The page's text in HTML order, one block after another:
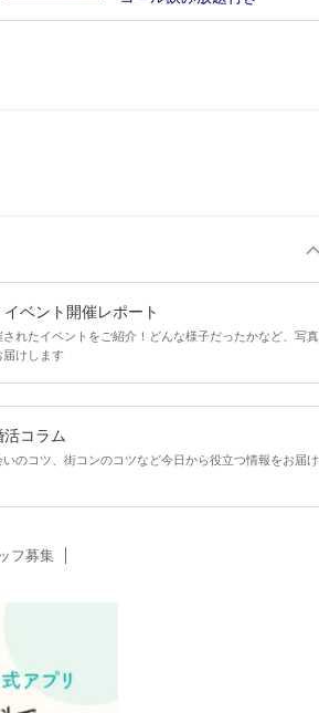
ベント開催レポート
されたイベントをご紹介！どんな様子だったかなど、写真
届けします
コラム
いのコツ、街コンのコツなど今日から役立つ情報をお届け
フ募集